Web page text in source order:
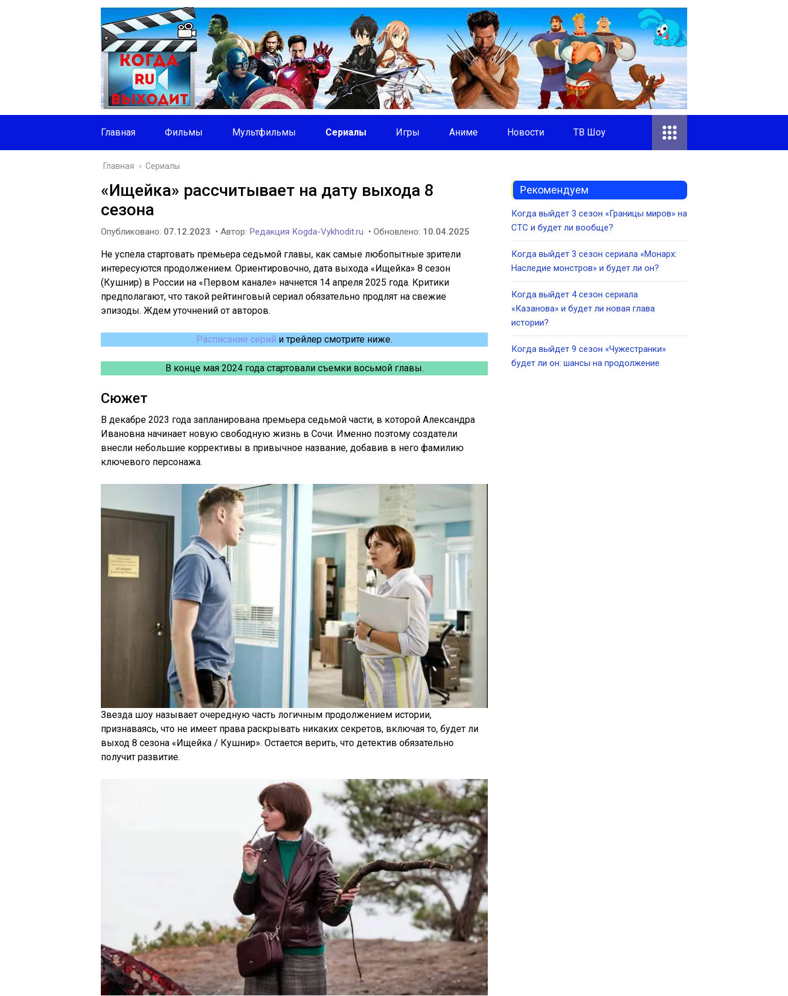
Главная Фильмы Мультфильмы Сериалы Игры Аниме Новости ТВ Шоу
Главная › Сериалы
«Ищейка» рассчитывает на дату выхода 8
сезона
Опубликовано: 07.12.2023 • Автор: Редакция Kogda-Vykhodit.ru • Обновлено: 10.04.2025
Не успела стартовать премьера седьмой главы, как самые любопытные зрители
интересуются продолжением. Ориентировочно, дата выхода «Ищейка» 8 сезон
(Кушнир) в России на «Первом канале» начнется 14 апреля 2025 года. Критики
предполагают, что такой рейтинговый сериал обязательно продлят на свежие
эпизоды. Ждем уточнений от авторов.
Расписание серий и трейлер смотрите ниже.
В конце мая 2024 года стартовали съемки восьмой главы.
Сюжет
В декабре 2023 года запланирована премьера седьмой части, в которой Александра
Ивановна начинает новую свободную жизнь в Сочи. Именно поэтому создатели
внесли небольшие коррективы в привычное название, добавив в него фамилию
ключевого персонажа.
Звезда шоу называет очередную часть логичным продолжением истории,
признаваясь, что не имеет права раскрывать никаких секретов, включая то, будет ли
выход 8 сезона «Ищейка / Кушнир». Остается верить, что детектив обязательно
получит развитие.
Рекомендуем
Когда выйдет 3 сезон «Границы миров» на
СТС и будет ли вообще?
Когда выйдет 3 сезон сериала «Монарх:
Наследие монстров» и будет ли он?
Когда выйдет 4 сезон сериала
«Казанова» и будет ли новая глава
истории?
Когда выйдет 9 сезон «Чужестранки»
будет ли он: шансы на продолжение